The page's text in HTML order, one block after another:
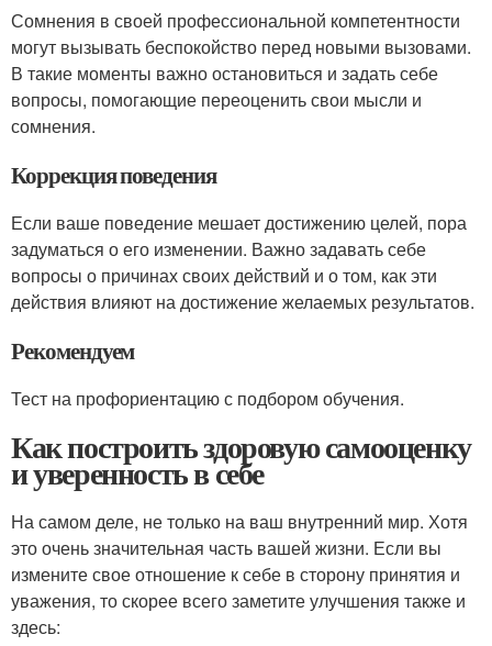
Сомнения в своей профессиональной компетентности
могут вызывать беспокойство перед новыми вызовами.
В такие моменты важно остановиться и задать себе
вопросы, помогающие переоценить свои мысли и
сомнения.
Коррекция поведения
Если ваше поведение мешает достижению целей, пора
задуматься о его изменении. Важно задавать себе
вопросы о причинах своих действий и о том, как эти
действия влияют на достижение желаемых результатов.
Рекомендуем
Тест на профориентацию с подбором обучения.
Как построить здоровую самооценку
и уверенность в себе
На самом деле, не только на ваш внутренний мир. Хотя
это очень значительная часть вашей жизни. Если вы
измените свое отношение к себе в сторону принятия и
уважения, то скорее всего заметите улучшения также и
здесь: